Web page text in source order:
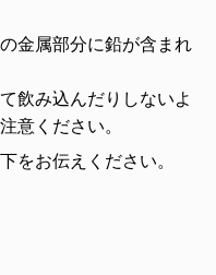
金属部分に鉛が含まれ
飲み込んだりしないよ
意ください。
をお伝えください。